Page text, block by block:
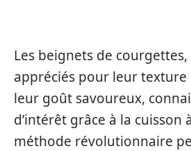
Les beignets de
appréciés pour leur
leur goût savoureux,
d’intérêt grâce à la cuisson
méthode révolutionnaire